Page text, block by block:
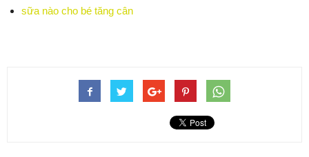
sữa nào cho bé tăng cân